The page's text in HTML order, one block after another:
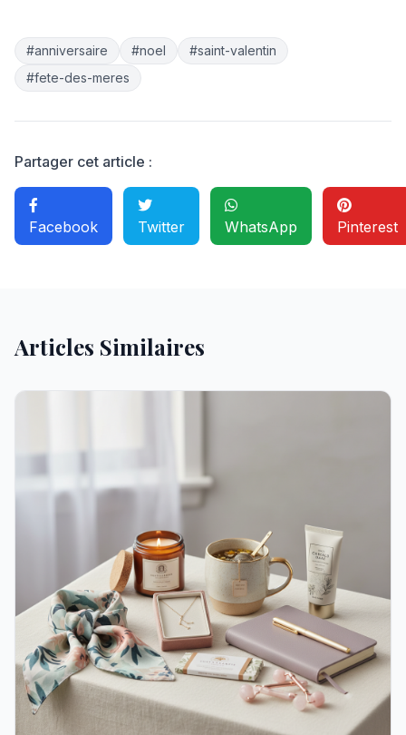
#anniversaire #noel
#saint-valentin
#fete-des-meres
Partager cet article :
Facebook Twitter WhatsApp Pinterest
Articles Similaires